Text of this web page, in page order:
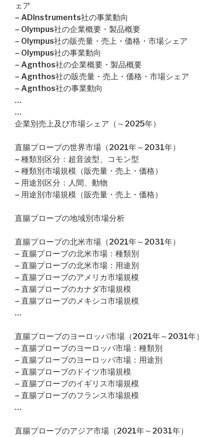
ェア
– ADInstruments社の事業動向
– Olympus社の企業概要・製品概要
– Olympus社の販売量・売上・価格・市場シェア
– Olympus社の事業動向
– Agnthos社の企業概要・製品概要
– Agnthos社の販売量・売上・価格・市場シェア
– Agnthos社の事業動向
…
…
企業別売上及び市場シェア（～2025年）
直腸プローブの世界市場（2021年～2031年）
– 種類別区分：超音波型、コモン型
– 種類別市場規模（販売量・売上・価格）
– 用途別区分：人間、動物
– 用途別市場規模（販売量・売上・価格）
直腸プローブの地域別市場分析
直腸プローブの北米市場（2021年～2031年）
– 直腸プローブの北米市場：種類別
– 直腸プローブの北米市場：用途別
– 直腸プローブのアメリカ市場規模
– 直腸プローブのカナダ市場規模
– 直腸プローブのメキシコ市場規模
…
直腸プローブのヨーロッパ市場（2021年～2031年）
– 直腸プローブのヨーロッパ市場：種類別
– 直腸プローブのヨーロッパ市場：用途別
– 直腸プローブのドイツ市場規模
– 直腸プローブのイギリス市場規模
– 直腸プローブのフランス市場規模
…
直腸プローブのアジア市場（2021年～2031年）